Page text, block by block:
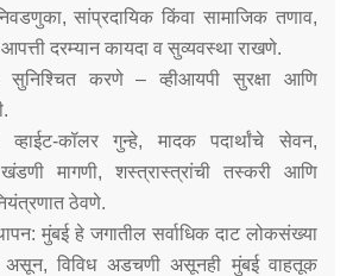
Us
सांप्रदायिक किंवा सामाजिक तणाव,
दरम्यान कायदा व सुव्यवस्था राखणे.
सुनिश्चित करणे – व्हीआयपी सुरक्षा आणि
कॉलर गुन्हे, मादक पदार्थांचे सेवन,
मागणी, शस्त्रास्त्रांची तस्करी आणि
ठेवणे.
मुंबई हे जगातील सर्वाधिक दाट लोकसंख्या
विविध अडचणी असूनही मुंबई वाहतूक